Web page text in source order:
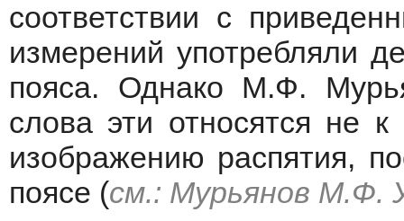
соответствии с
измерений употребляли
пояса. Однако М.Ф.
слова эти относятся не
изображению распятия,
поясе (см.: Мурьянов М.Ф.